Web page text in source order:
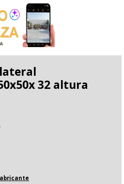
32 altura